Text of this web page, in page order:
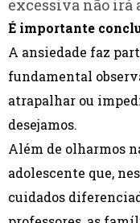
excessiva não irá
É importante
A ansiedade faz
fundamental
atrapalhar ou
desejamos.
Além de olharmos
adolescente que,
cuidados